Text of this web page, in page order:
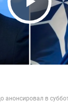
Play